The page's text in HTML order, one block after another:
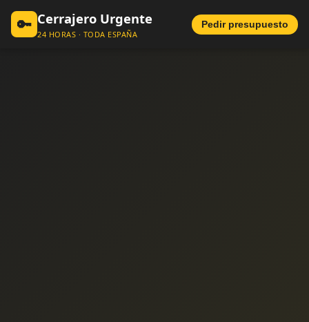
🔑 Cerrajero Urgente
24 HORAS · TODA ESPAÑA
Pedir presupuesto